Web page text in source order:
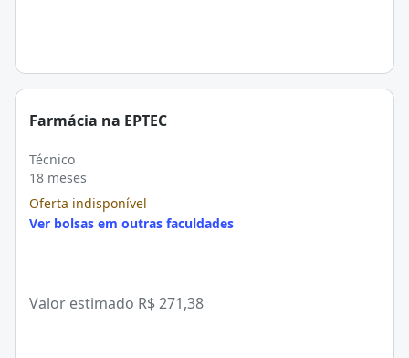
Farmácia na EPTEC
Técnico
18 meses
Oferta indisponível
Ver bolsas em outras faculdades
Valor estimado R$ 271,38